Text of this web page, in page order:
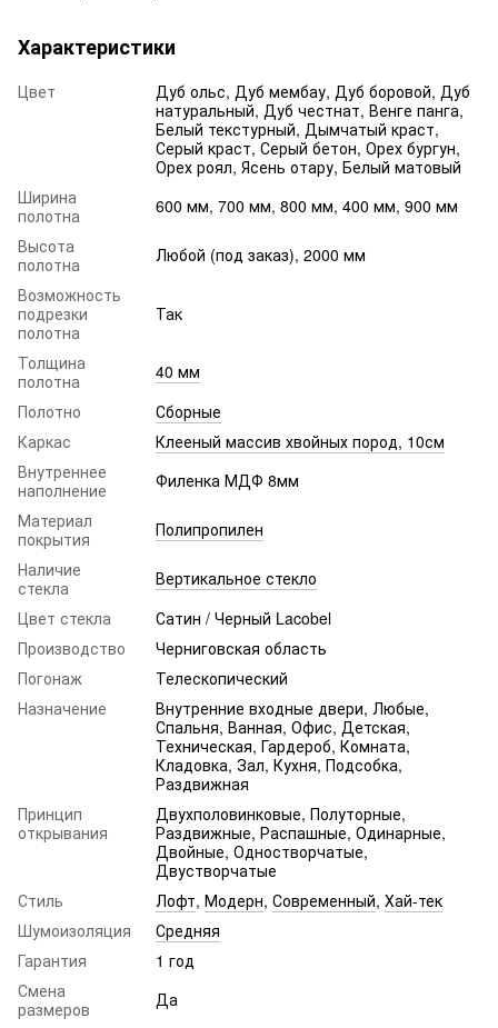
Характеристики
Цвет
Дуб ольс, Дуб мембау, Дуб боровой, Дуб
натуральный, Дуб честнат, Венге панга,
Белый текстурный, Дымчатый краст,
Серый краст, Серый бетон, Орех бургун,
Орех роял, Ясень отару, Белый матовый
Ширина
полотна
600 мм, 700 мм, 800 мм, 400 мм, 900 мм
Высота
полотна
Любой (под заказ), 2000 мм
Возможность
подрезки
полотна
Так
Толщина
полотна
40 мм
Полотно
Сборные
Каркас
Клееный массив хвойных пород, 10см
Внутреннее
наполнение
Филенка МДФ 8мм
Материал
покрытия
Полипропилен
Наличие
стекла
Вертикальное стекло
Цвет стекла
Сатин / Черный Lacobel
Производство
Черниговская область
Погонаж
Телескопический
Назначение
Внутренние входные двери, Любые,
Спальня, Ванная, Офис, Детская,
Техническая, Гардероб, Комната,
Кладовка, Зал, Кухня, Подсобка,
Раздвижная
Принцип
открывания
Двухполовинковые, Полуторные,
Раздвижные, Распашные, Одинарные,
Двойные, Одностворчатые,
Двустворчатые
Стиль
Лофт, Модерн, Современный, Хай-тек
Шумоизоляция
Средняя
Гарантия
1 год
Смена
размеров
Да